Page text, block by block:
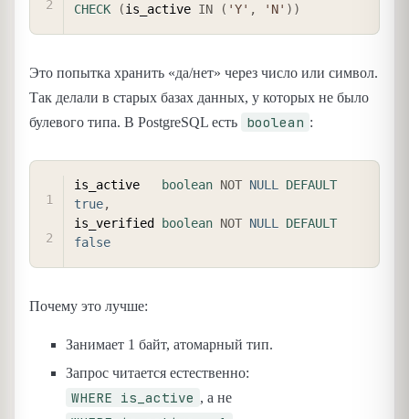
CHECK
(is_active IN ( 'Y' , 'N' ) )
Это попытка хранить «да/нет» через число или символ.
Так делали в старых базах данных, у которых не было
булевого типа. В PostgreSQL есть
boolean :
is_active boolean NOT NULL
DEFAULT
true,
is_verified
boolean NOT NULL
DEFAULT
false
Почему это лучше:
Занимает 1 байт, атомарный тип.
Запрос читается естественно:
WHERE is_active , а не